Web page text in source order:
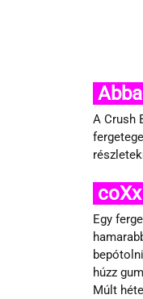
A Crush
Egy
húzz
Múlt